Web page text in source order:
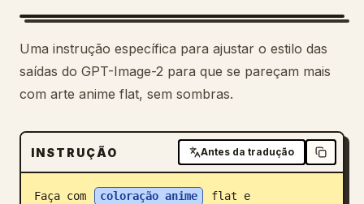
Habilidades
Prompts
Transferir
Uma instrução específica para ajustar o estilo das
saídas do GPT-Image-2 para que se pareçam mais
com arte anime flat, sem sombras.
INSTRUÇÃO Antes da tradução
Faça com coloração anime
flat e